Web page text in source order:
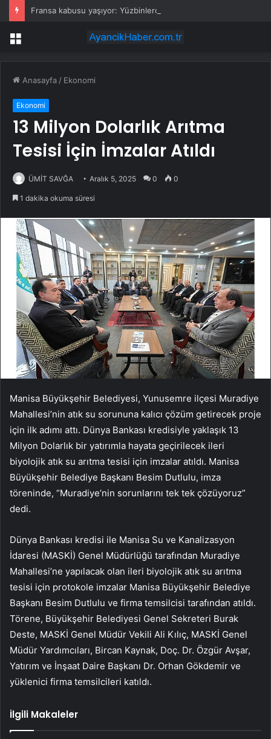
Menü
Anasayfa / Ekonomi
Ekonomi
13 Milyon Dolarlık Arıtma
Tesisi İçin İmzalar Atıldı
ÜMİT SAVĞA Aralık 5, 2025 0 0
1 dakika okuma süresi
Manisa Büyükşehir Belediyesi, Yunusemre ilçesi Muradiye
Mahallesi’nin atık su sorununa kalıcı çözüm getirecek proje
için ilk adımı attı. Dünya Bankası kredisiyle yaklaşık 13
Milyon Dolarlık bir yatırımla hayata geçirilecek ileri
biyolojik atık su arıtma tesisi için imzalar atıldı. Manisa
Büyükşehir Belediye Başkanı Besim Dutlulu, imza
töreninde, “Muradiye’nin sorunlarını tek tek çözüyoruz”
dedi.
Dünya Bankası kredisi ile Manisa Su ve Kanalizasyon
İdaresi (MASKİ) Genel Müdürlüğü tarafından Muradiye
Mahallesi’ne yapılacak olan ileri biyolojik atık su arıtma
tesisi için protokole imzalar Manisa Büyükşehir Belediye
Başkanı Besim Dutlulu ve firma temsilcisi tarafından atıldı.
Törene, Büyükşehir Belediyesi Genel Sekreteri Burak
Deste, MASKİ Genel Müdür Vekili Ali Kılıç, MASKİ Genel
Müdür Yardımcıları, Bircan Kaynak, Doç. Dr. Özgür Avşar,
Yatırım ve İnşaat Daire Başkanı Dr. Orhan Gökdemir ve
yüklenici firma temsilcileri katıldı.
İlgili Makaleler